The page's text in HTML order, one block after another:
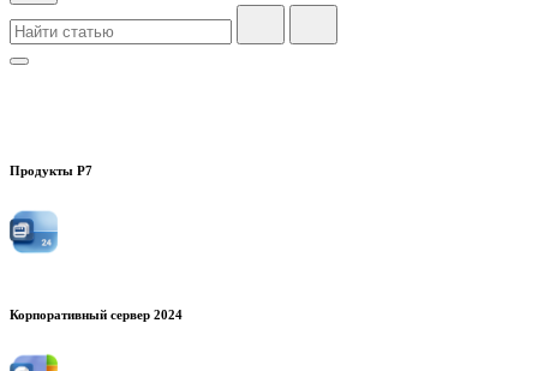
Продукты Р7
Корпоративный сервер 2024